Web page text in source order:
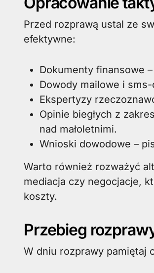
Przed rozprawą ustal ze
efektywne:
Dokumenty finansowe
Dowody mailowe i
Ekspertyzy
Opinie biegłych z
nad małoletnimi.
Wnioski dowodowe –
Warto również rozważyć
mediacja czy negocjacje,
koszty.
Przebieg
W dniu rozprawy pamiętaj